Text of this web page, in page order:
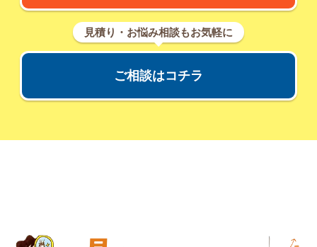
見積り・お悩み相談もお気軽に
ご相談はコチラ